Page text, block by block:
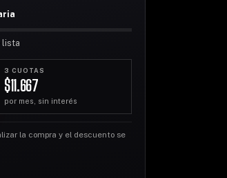
lista
3 CUOTAS
$11.667
por mes, sin interés
la compra y el descuento se